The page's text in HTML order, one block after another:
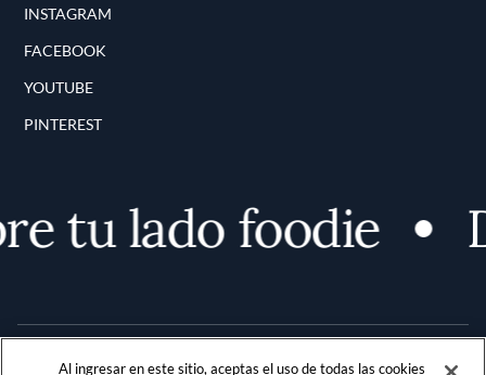
INSTAGRAM
FACEBOOK
YOUTUBE
PINTEREST
tu lado foodie
Al ingresar en este sitio, aceptas el uso de todas las cookies